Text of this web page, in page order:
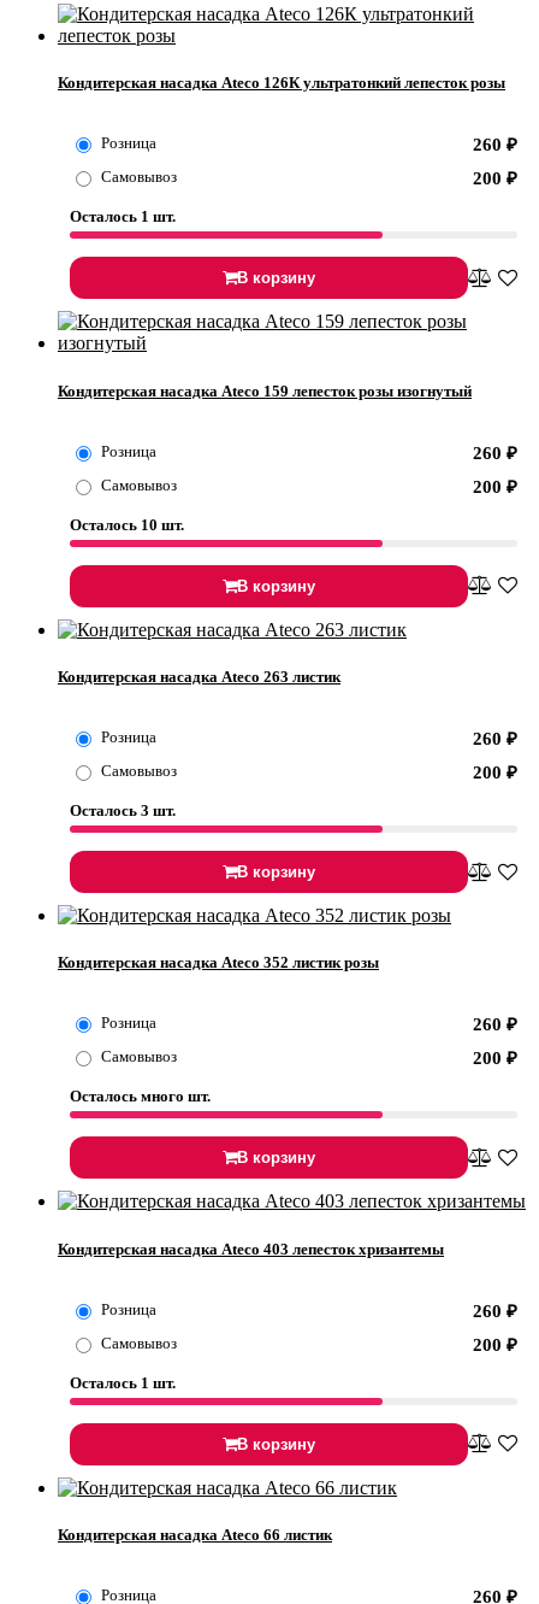
Кондитерская насадка Ateco 126К ультратонкий лепесток розы
Розница 260 ₽
Самовывоз 200 ₽
Осталось 1 шт.
В корзину
Кондитерская насадка Ateco 159 лепесток розы изогнутый
Розница 260 ₽
Самовывоз 200 ₽
Осталось 10 шт.
В корзину
Кондитерская насадка Ateco 263 листик
Розница 260 ₽
Самовывоз 200 ₽
Осталось 3 шт.
В корзину
Кондитерская насадка Ateco 352 листик розы
Розница 260 ₽
Самовывоз 200 ₽
Осталось много шт.
В корзину
Кондитерская насадка Ateco 403 лепесток хризантемы
Розница 260 ₽
Самовывоз 200 ₽
Осталось 1 шт.
В корзину
Кондитерская насадка Ateco 66 листик
Розница 260 ₽